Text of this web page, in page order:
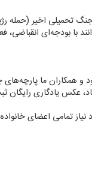
تحمیلی اخیر (حمله
با بودجه‌ای انقباضی،
و همكاران ما
عكس یادگاری رایگان
تمامی اعضای